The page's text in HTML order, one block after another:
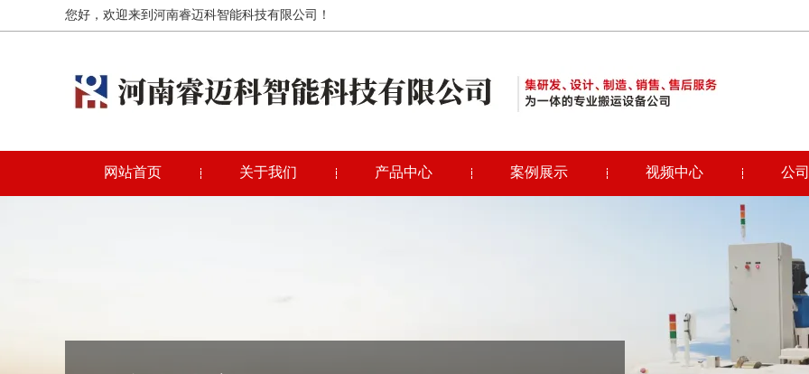
您好，欢迎来到河南睿迈科智能科技有限公司！
网站首页 关于我们 产品中心 案例展示 视频中心 公